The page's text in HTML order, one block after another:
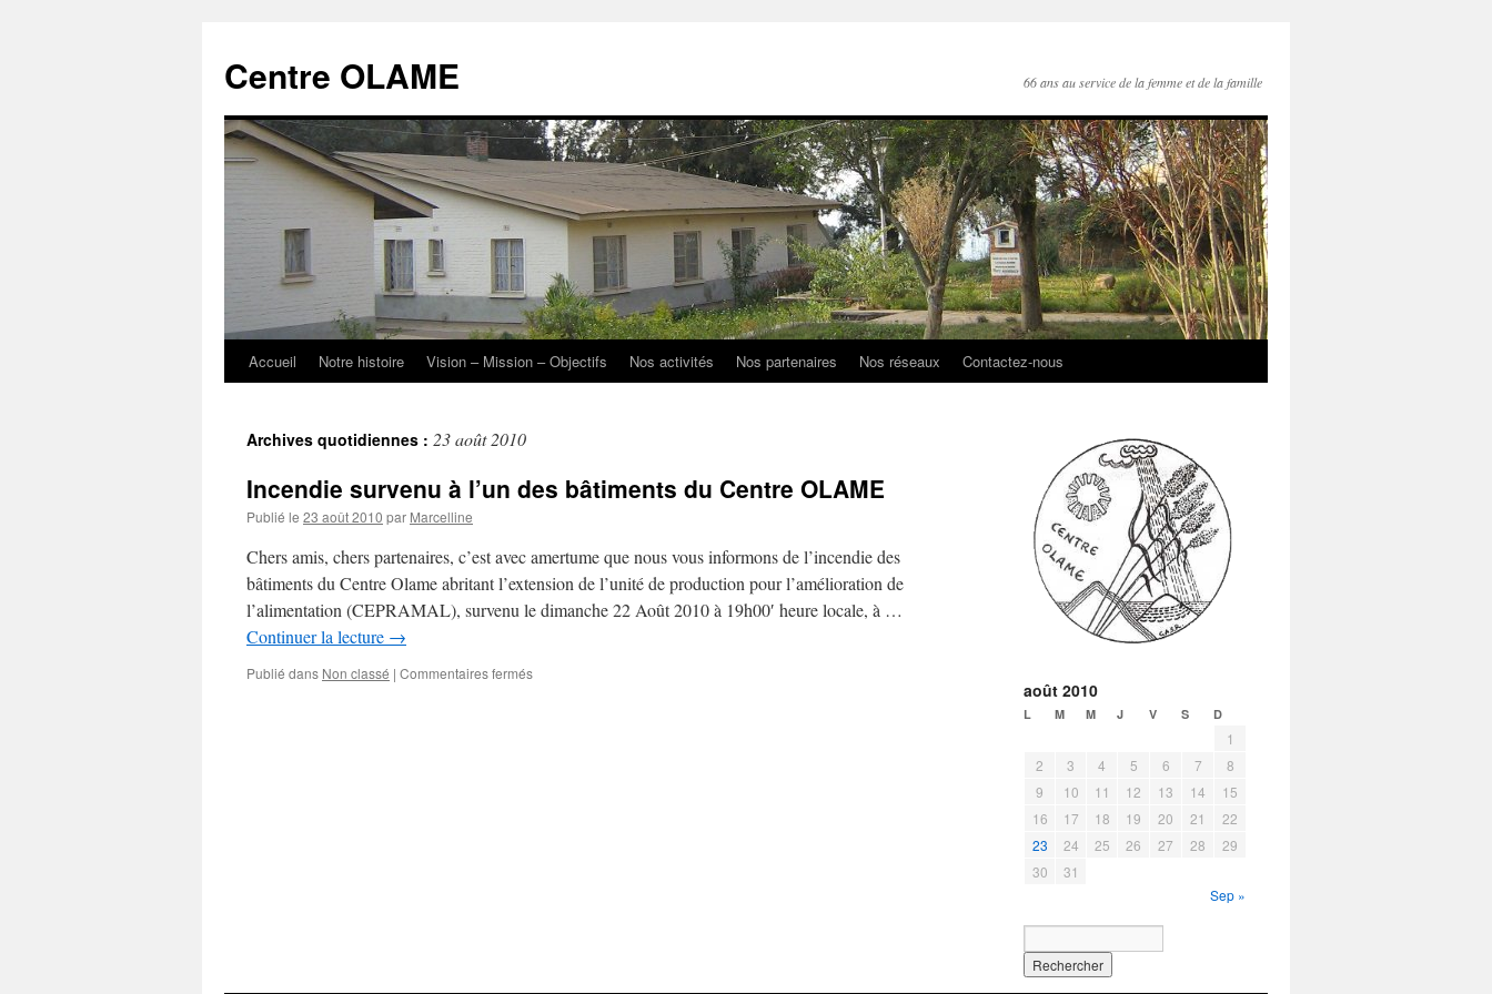
contenu
Centre OLAME 66 ans au service de la femme et de la famille
Accueil Notre histoire Vision – Mission – Objectifs Nos activités Nos partenaires Nos réseaux Contactez-nous
Archives quotidiennes : 23 août 2010
Incendie survenu à l’un des bâtiments du Centre OLAME
Publié le 23 août 2010 par Marcelline
Chers amis, chers partenaires, c’est avec amertume que nous vous informons de l’incendie des
bâtiments du Centre Olame abritant l’extension de l’unité de production pour l’amélioration de
l’alimentation (CEPRAMAL), survenu le dimanche 22 Août 2010 à 19h00′ heure locale, à …
Continuer la lecture →
Publié dans Non classé | Commentaires ferméssur
août 2010
L M M J V S D
1
2
3 4 5 6 7
8
9
10 11 12 13 14
15
16
17 18 19 20 21
22
23
24 25 26 27 28
29
30
31
Sep »